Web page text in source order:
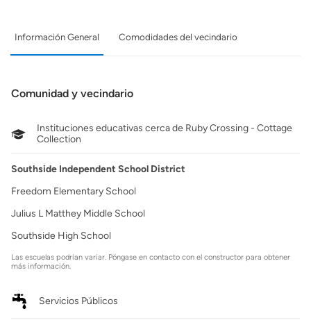
Información General Comodidades del vecindario
Comunidad y vecindario
Instituciones educativas cerca de Ruby Crossing - Cottage
Collection
Southside Independent School District
Freedom Elementary School
Julius L Matthey Middle School
Southside High School
Las escuelas podrían variar. Póngase en contacto con el constructor para obtener
más información.
Servicios Públicos